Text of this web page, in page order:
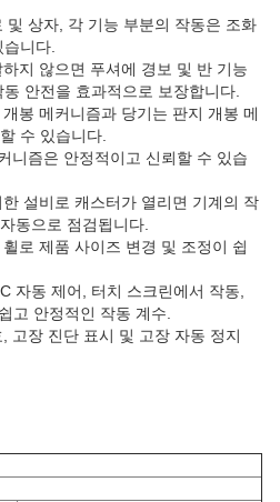
및 상자, 각 기능 부분의 작동은 조화
니다.
지 않으면 푸셔에 경보 및 반 기능
안전을 효과적으로 보장합니다.
봉 메커니즘과 당기는 판지 개봉 메
수 있습니다.
니즘은 안정적이고 신뢰할 수 있습
설비로 캐스터가 열리면 기계의 작
동으로 점검됩니다.
로 제품 사이즈 변경 및 조정이 쉽
자동 제어, 터치 스크린에서 작동,
고 안정적인 작동 계수.
고장 진단 표시 및 고장 자동 정지